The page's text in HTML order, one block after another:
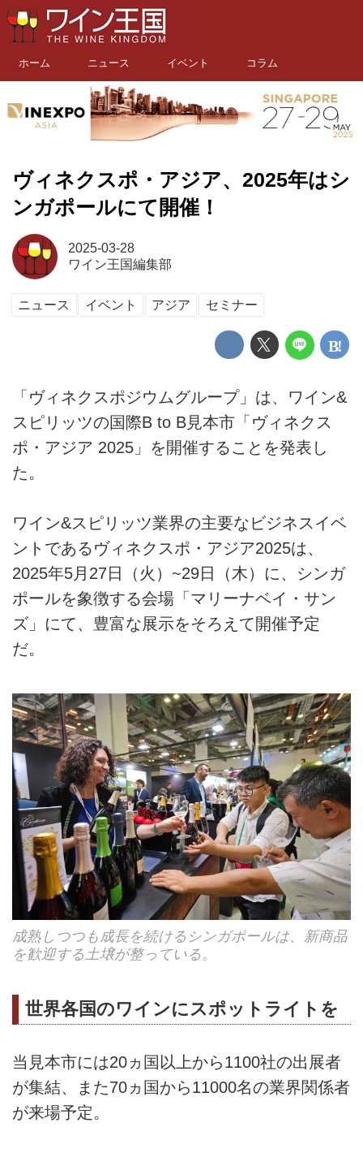
ホーム ニュース イベント コラム
ヴィネクスポ・アジア、2025年はシ
ンガポールにて開催！
2025-03-28
ワイン王国編集部
ニュース イベント アジア セミナー
「ヴィネクスポジウムグループ」は、ワイン&
スピリッツの国際B to B見本市「ヴィネクス
ポ・アジア 2025」を開催することを発表し
た。
ワイン&スピリッツ業界の主要なビジネスイベ
ントであるヴィネクスポ・アジア2025は、
2025年5月27日（火）~29日（木）に、シンガ
ポールを象徴する会場「マリーナベイ・サン
ズ」にて、豊富な展示をそろえて開催予定
だ。
成熟しつつも成長を続けるシンガポールは、新商品
を歓迎する土壌が整っている。
世界各国のワインにスポットライトを
当見本市には20ヵ国以上から1100社の出展者
が集結、また70ヵ国から11000名の業界関係者
が来場予定。